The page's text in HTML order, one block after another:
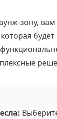
зону,
будет